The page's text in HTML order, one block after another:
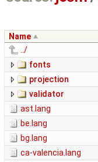
Name
../
fonts
projection
validator
ast.lang
be.lang
bg.lang
ca-valencia.lang